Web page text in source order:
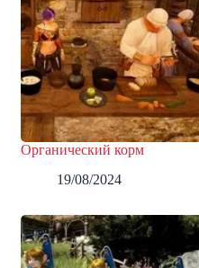
Органический корм
19/08/2024